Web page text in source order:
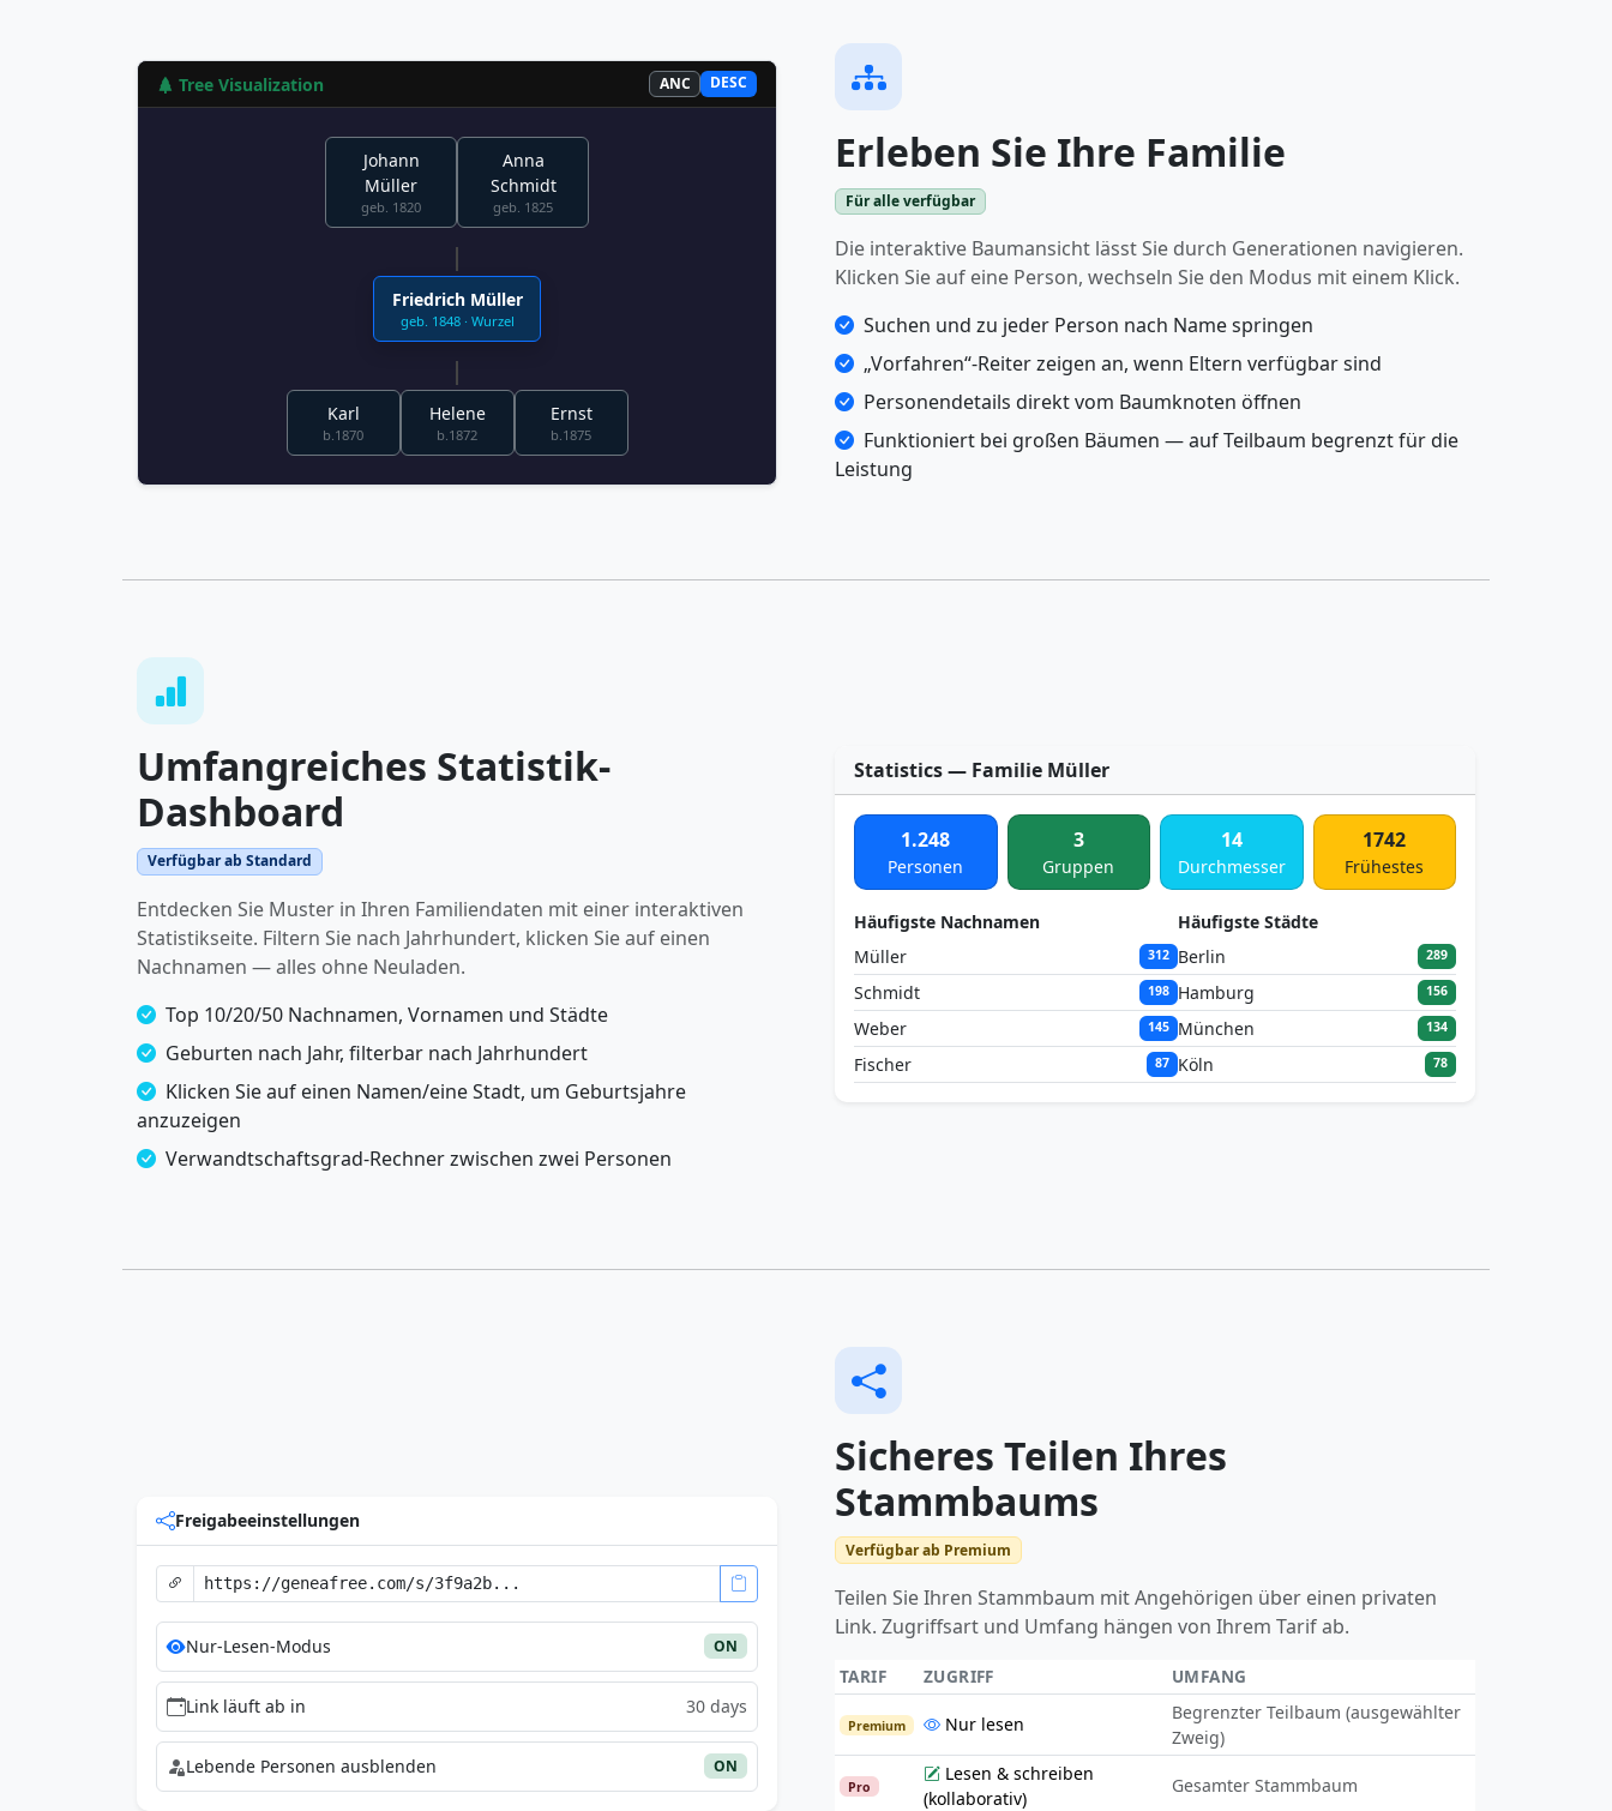
Erleben Sie Ihre Familie
Für alle verfügbar
Die interaktive Baumansicht lässt Sie durch Generationen navigieren.
Klicken Sie auf eine Person, wechseln Sie den Modus mit einem Klick.
Suchen und zu jeder Person nach Name springen
„Vorfahren“-Reiter zeigen an, wenn Eltern verfügbar sind
Personendetails direkt vom Baumknoten öffnen
Funktioniert bei großen Bäumen — auf Teilbaum begrenzt für die
Leistung
Tree Visualization ANC DESC
Johann
Müller
geb. 1820
Anna
Schmidt
geb. 1825
Friedrich Müller
geb. 1848 · Wurzel
Karl
b.1870
Helene
b.1872
Ernst
b.1875
Umfangreiches Statistik-
Dashboard
Verfügbar ab Standard
Entdecken Sie Muster in Ihren Familiendaten mit einer interaktiven
Statistikseite. Filtern Sie nach Jahrhundert, klicken Sie auf einen
Nachnamen — alles ohne Neuladen.
Top 10/20/50 Nachnamen, Vornamen und Städte
Geburten nach Jahr, filterbar nach Jahrhundert
Klicken Sie auf einen Namen/eine Stadt, um Geburtsjahre
anzuzeigen
Verwandtschaftsgrad-Rechner zwischen zwei Personen
Statistics — Familie Müller
1.248
Personen
3
Gruppen
14
Durchmesser
1742
Frühestes
Häufigste Nachnamen
Müller
312
Schmidt 198
Weber 145
Fischer 87
Häufigste Städte
Berlin
289
Hamburg 156
München 134
Köln 78
Sicheres Teilen Ihres
Stammbaums
Verfügbar ab Premium
Teilen Sie Ihren Stammbaum mit Angehörigen über einen privaten
Link. Zugriffsart und Umfang hängen von Ihrem Tarif ab.
TARIF ZUGRIFF UMFANG
Premium Nur lesen
Begrenzter Teilbaum (ausgewählter
Zweig)
Pro
Lesen & schreiben
(kollaborativ)
Gesamter Stammbaum
Freigabeeinstellungen
Nur-Lesen-Modus ON
Link läuft ab in 30 days
Lebende Personen ausblenden ON